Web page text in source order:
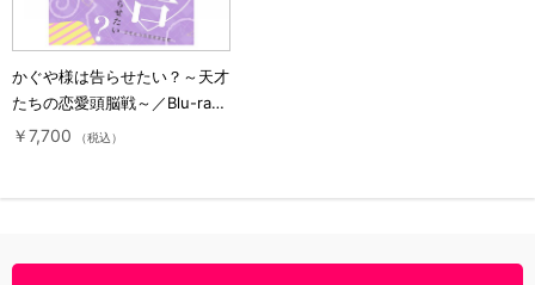
かぐや様は告らせたい？～天才
たちの恋愛頭脳戦～／Blu-ray
／2巻(完全生産限定版)
￥7,700 （税込）